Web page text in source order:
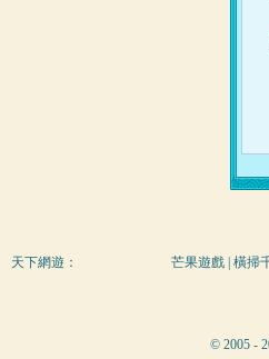
天下網遊 ： 芒果遊戲 橫掃
© 2005 -